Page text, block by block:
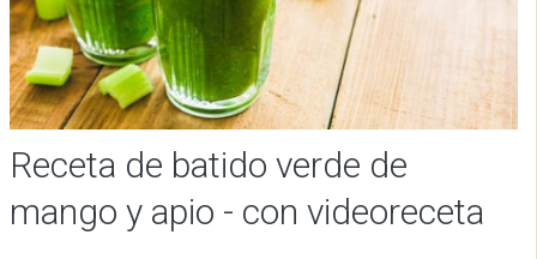
Receta de batido verde de
mango y apio - con videoreceta